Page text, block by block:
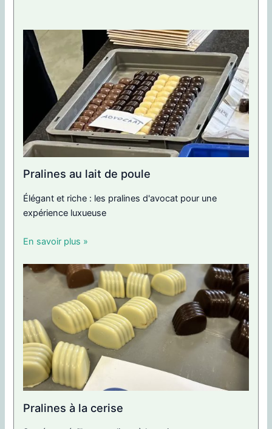
Pralines au lait de poule
Élégant et riche : les pralines d'avocat pour une
expérience luxueuse
En savoir plus »
Pralines à la cerise